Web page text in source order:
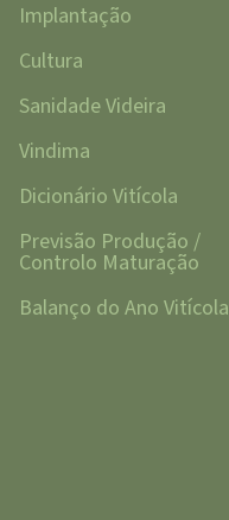
Implantação
Cultura
Sanidade Videira
Vindima
Dicionário Vitícola
Previsão Produção /
Controlo Maturação
Balanço do Ano Vitícola